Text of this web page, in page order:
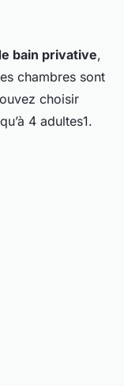
bain privative,
chambres sont
choisir
4 adultes1.